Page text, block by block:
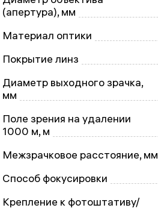
(апертура), мм
Материал оптики
Покрытие линз
Диаметр выходного зрачка,
мм
Поле зрения на удалении
1000 м, м
Межзрачковое расстояние, мм
Способ фокусировки
Крепление к фотоштативу/